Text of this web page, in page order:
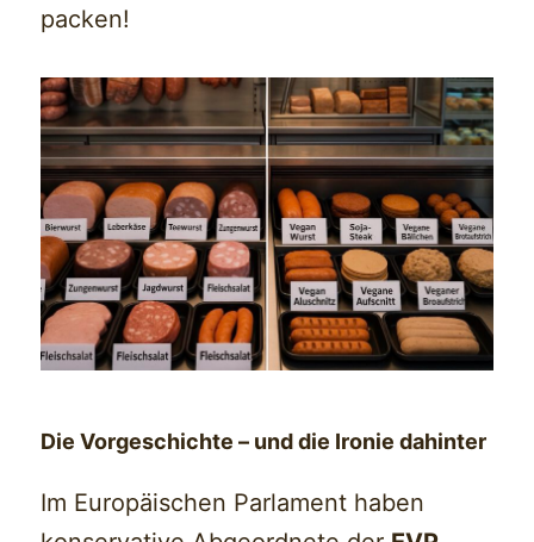
packen!
Die Vorgeschichte – und die Ironie dahinter
Im Europäischen Parlament haben